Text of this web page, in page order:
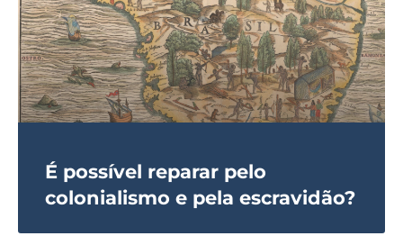
É possível reparar pelo
colonialismo e pela escravidão?